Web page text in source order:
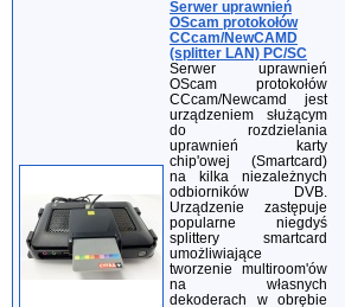
Serwer uprawnień
OScam protokołów
CCcam/NewCAMD
(splitter LAN) PC/SC
Serwer uprawnień
OScam protokołów
CCcam/Newcamd jest
urządzeniem służącym
do rozdzielania
uprawnień karty
chip'owej (Smartcard)
na kilka niezależnych
odbiorników DVB.
Urządzenie zastępuje
popularne niegdyś
splittery smartcard
umożliwiające
tworzenie multiroom'ów
na własnych
dekoderach w obrębie